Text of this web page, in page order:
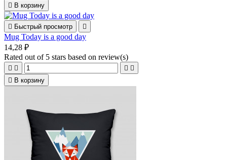
 В корзину
 Быстрый просмотр 
Mug Today is a good day
14,28 ₽
Rated out of 5 stars based on review(s)
   
 В корзину